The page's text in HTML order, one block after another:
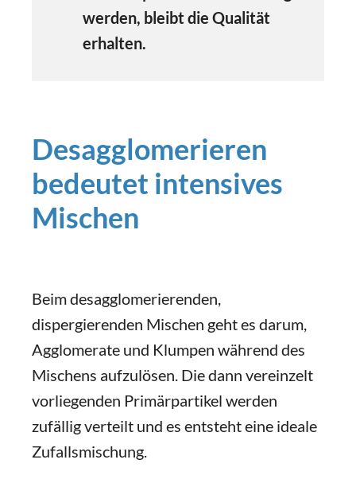
werden, bleibt die Qualität
erhalten.
Desagglomerieren
bedeutet intensives
Mischen
Beim desagglomerierenden,
dispergierenden Mischen geht es darum,
Agglomerate und Klumpen während des
Mischens aufzulösen. Die dann vereinzelt
vorliegenden Primärpartikel werden
zufällig verteilt und es entsteht eine ideale
Zufallsmischung.